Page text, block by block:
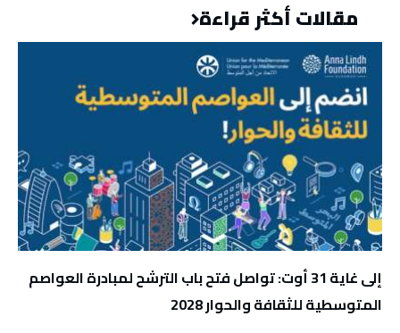
مقالات أكثر قراءة
إلى غاية 31 أوت: تواصل فتح باب الترشح لمبادرة العواصم
المتوسطية للثقافة والحوار 2028